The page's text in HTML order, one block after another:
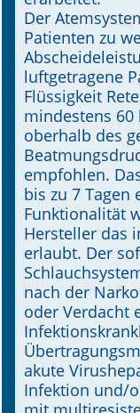
Bestell-Service
Stellenmarkt
Der
Patienten zu
luftgetragene
Flüssigkeit
mindestens 60
oberhalb des
empfohlen.
bis zu 7 Tagen
Funktionalität
Hersteller das
erlaubt. Der
nach der
oder Verdacht
akute
Infektion und/